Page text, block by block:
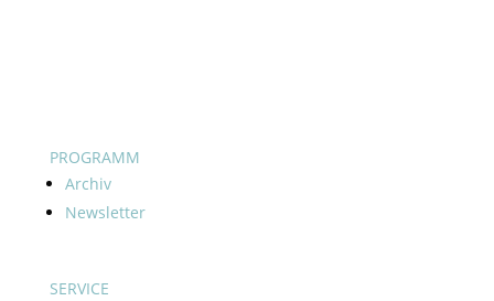
PROGRAMM
Archiv
Newsletter
SERVICE